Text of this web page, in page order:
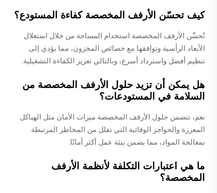
كيف تحسّن الأرفف المخصصة كفاءة المستودع؟
تُحسِّن الأرفف المخصصة استخدام المساحة من خلال استغلال
الأبعاد الرأسية وتوافقها مع خصائص المخزون، مما يؤدي إلى
تنظيم أفضل واسترداد أسرع، وبالتالي تعزيز الكفاءة التشغيلية.
هل يمكن أن تزيد حلول الأرفف المخصصة من
السلامة في المستودعات؟
نعم، تتضمن حلول الأرفف المخصصة ميزات الأمان مثل الهياكل
المعززة والحواجز الوقائية التي تقلل من المخاطر المرتبطة
بمعالجة المواد، مما يضمن بيئة عمل أكثر أمانًا.
ما هي اعتبارات التكلفة لأنظمة الأرفف
المخصصة؟